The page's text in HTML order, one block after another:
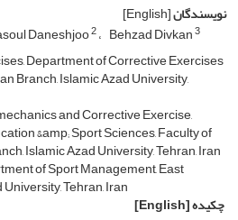
نویسندگان[English]
Daneshjoo2 Behzad Divkan3
Department of Corrective Exercises
Branch, Islamic Azad University,
and Corrective Exercise,
&amp; Sport Sciences, Faculty of
Islamic Azad University, Tehran, Iran
of Sport Management, East
Tehran, Iran
چکیده[English]